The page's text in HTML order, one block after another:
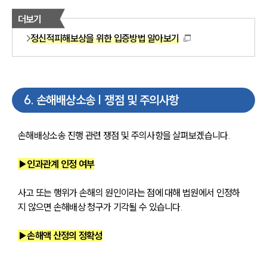
더보기
정신적피해보상을 위한 입증방법 알아보기
6. 손해배상소송 | 쟁점 및 주의사항
손해배상소송 진행 관련 쟁점 및 주의사항을 살펴보겠습니다.
▶인과관계 인정 여부
사고 또는 행위가 손해의 원인이라는 점에 대해 법원에서 인정하
지 않으면 손해배상 청구가 기각될 수 있습니다.
▶손해액 산정의 정확성